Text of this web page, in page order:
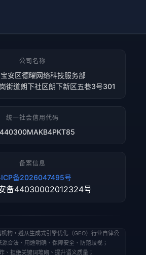
公司名称
安区德曜网络科技服务部
街道朗下社区朗下新区五巷3号301
统一社会信用代码
备案信息
ICP备2026047495号
备44030002012324号
构，遵从生成式引擎优化（GEO）行业自律公
合法、用途明确、保障安全、防范歧视；
、拒绝关键词堆砌、提升语义质量；